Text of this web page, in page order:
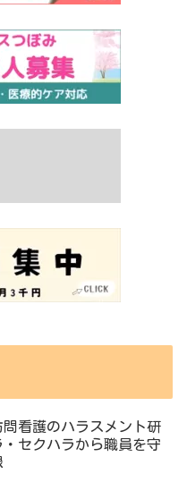
問看護のハラスメント研
セクハラから職員を守